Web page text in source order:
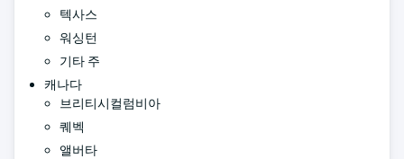
텍사스
워싱턴
기타 주
캐나다
브리티시컬럼비아
퀘벡
앨버타